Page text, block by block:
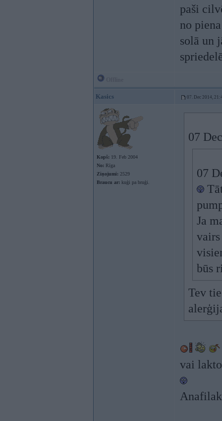
paši
no
solā un
Kasics 07. Dec 2014,
Kopš: 19. Feb 2004
No: Rīga
Ziņojumi: 2529
Braucu ar: kuģi pa bruģi.
07
07
Ja
būs
Tev
vai